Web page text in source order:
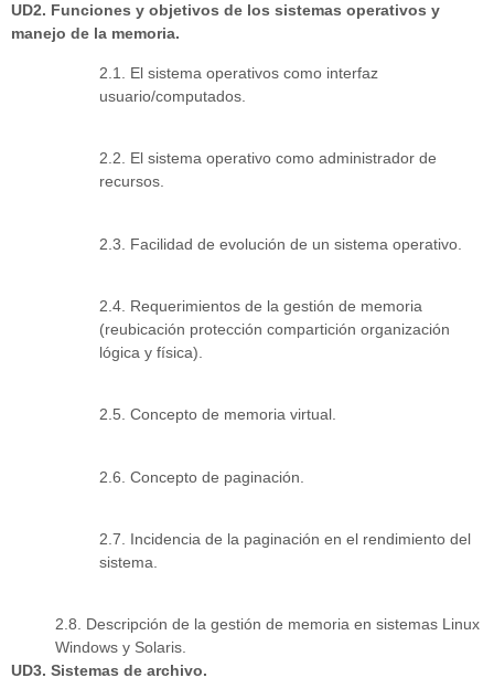
UD2. Funciones y objetivos de los sistemas operativos y
manejo de la memoria.
2.1. El sistema operativos como interfaz
usuario/computados.
2.2. El sistema operativo como administrador de
recursos.
2.3. Facilidad de evolución de un sistema operativo.
2.4. Requerimientos de la gestión de memoria
(reubicación protección compartición organización
lógica y física).
2.5. Concepto de memoria virtual.
2.6. Concepto de paginación.
2.7. Incidencia de la paginación en el rendimiento del
sistema.
2.8. Descripción de la gestión de memoria en sistemas Linux
Windows y Solaris.
UD3. Sistemas de archivo.